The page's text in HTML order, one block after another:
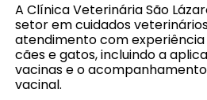
A Clínica Veterinária São
setor em cuidados
atendimento com
cães e gatos, incluindo a
vacinas e o
vacinal.